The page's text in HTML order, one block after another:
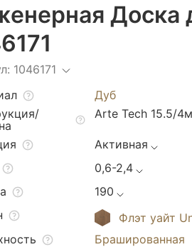
Доска
1046171
Дуб
Arte Tech 15.5/
Активная
0,6-2,4
190
Флэт уайт
Брашированная